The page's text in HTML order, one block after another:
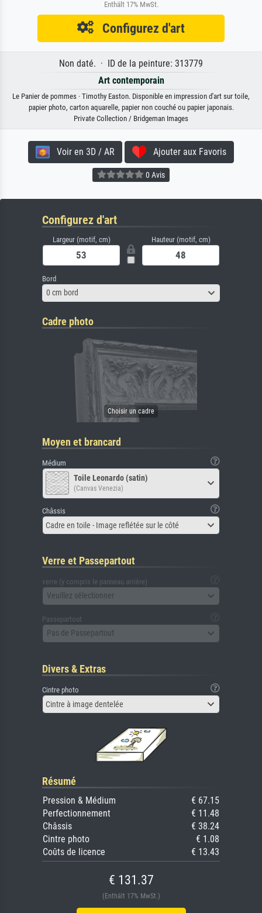
Enthält 17% MwSt.
Configurez d'art
Non daté. · ID de la peinture: 313779
Art contemporain
Le Panier de pommes · Timothy Easton. Disponible en impression d'art sur toile,
papier photo, carton aquarelle, papier non couché ou papier japonais.
Private Collection / Bridgeman Images
Voir en 3D / AR Ajouter aux Favoris
0 Avis
Configurez d'art
Largeur (motif, cm) Hauteur (motif, cm)
Bord
0 cm bord
Cadre photo
Moyen et brancard
Médium
Toile Leonardo (satin)
(Canvas Venezia)
Châssis
Cadre en toile - Image reflétée sur le côté
Verre et Passepartout
verre (y compris le panneau arrière)
Veuillez sélectionner
Passepartout
Pas de Passepartout
Divers & Extras
Cintre photo
Cintre à image dentelée
Résumé
Pression & Médium
€ 67.15
Perfectionnement
€ 11.48
Châssis
€ 38.24
Cintre photo
€ 1.08
Coûts de licence
€ 13.43
€ 131.37
(Enthält 17% MwSt.)